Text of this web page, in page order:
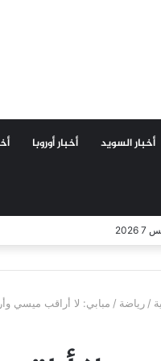
أخبار السويد أخبار أوروبا
/ رياضة / مبابي: لا أراقب ميسي